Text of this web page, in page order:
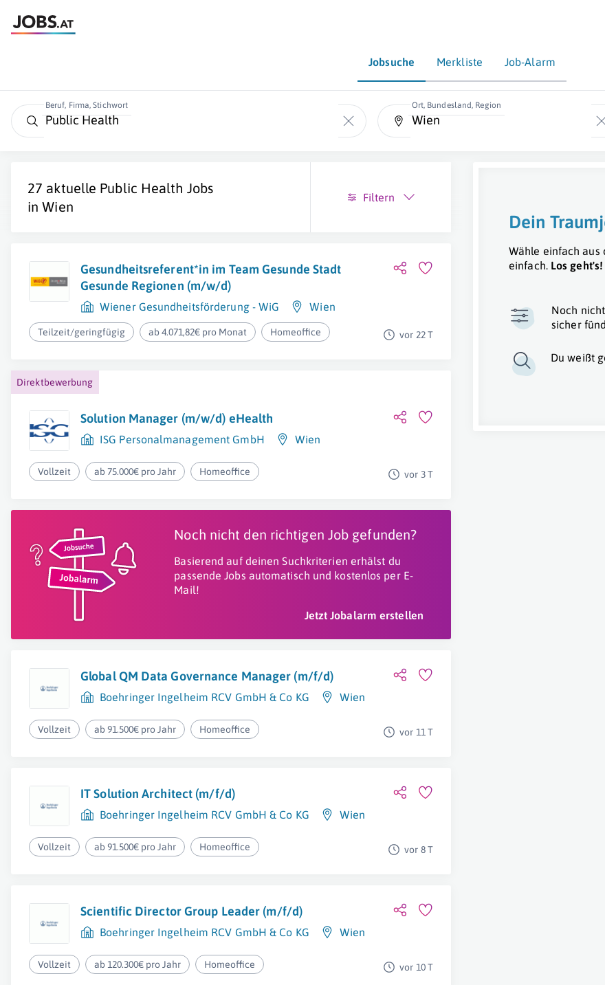
Jobsuche Merkliste Job-Alarm
Beruf, Firma, Stichwort Ort, Bundesland, Region
27 aktuelle Public Health Jobs
inWien
Filtern
Gesundheitsreferent*in im Team Gesunde Stadt
Gesunde Regionen (m/w/d)
Wiener Gesundheitsförderung - WiG Wien
Teilzeit/geringfügig ab 4.071,82€ pro Monat Homeoffice vor 22 T
Direktbewerbung
Solution Manager (m/w/d) eHealth
ISG Personalmanagement GmbH Wien
Vollzeit ab 75.000€ pro Jahr Homeoffice vor 3 T
Noch nicht den richtigen Job gefunden?
Basierend auf deinen Suchkriterien erhälst du
passende Jobs automatisch und kostenlos per E-
Mail!
Jetzt Jobalarm erstellen
Global QM Data Governance Manager (m/f/d)
Boehringer Ingelheim RCV GmbH & Co KG Wien
Vollzeit ab 91.500€ pro Jahr Homeoffice vor 11 T
IT Solution Architect (m/f/d)
Boehringer Ingelheim RCV GmbH & Co KG Wien
Vollzeit ab 91.500€ pro Jahr Homeoffice vor 8 T
Scientific Director Group Leader (m/f/d)
Boehringer Ingelheim RCV GmbH & Co KG Wien
Vollzeit ab 120.300€ pro Jahr Homeoffice vor 10 T
Dein
Wähle einfach aus
einfach. Los geht's!
Noch
sicher
Du weißt